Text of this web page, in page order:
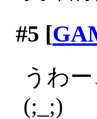
#5 [
うわ
(;_;)